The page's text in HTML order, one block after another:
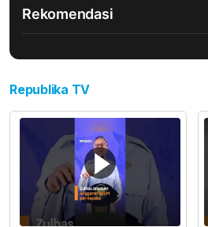
Rekomendasi
Republika TV